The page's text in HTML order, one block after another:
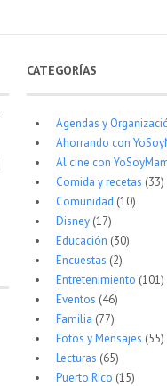
CATEGORÍAS
Agendas y
Ahorrando con
Al cine con
Comida y recetas (33)
Comunidad (10)
Disney(17)
Educación (30)
Encuestas (2)
Entretenimiento (101)
Eventos (46)
Familia (77)
Fotos y Mensajes (55)
Lecturas (65)
Puerto Rico (15)